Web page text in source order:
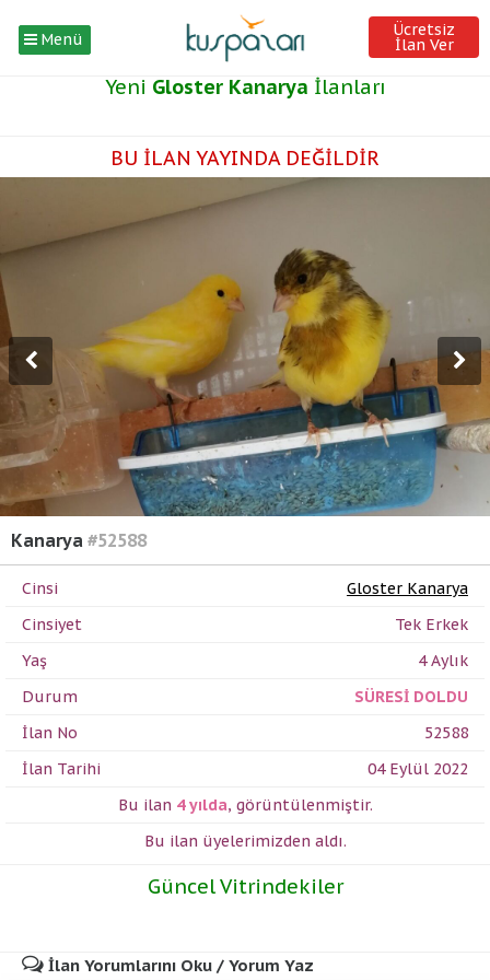
Menü Ücretsiz
İlan Ver
Yeni Gloster Kanarya İlanları
BU İLAN YAYINDA DEĞİLDİR
Kanarya #52588
Cinsi
Gloster Kanarya
Cinsiyet
Tek Erkek
Yaş
4 Aylık
Durum
SÜRESİ DOLDU
İlan No
52588
İlan Tarihi
04 Eylül 2022
Bu ilan 4 yılda, görüntülenmiştir.
Bu ilan üyelerimizden aldı.
Güncel Vitrindekiler
İlan Yorumlarını Oku / Yorum Yaz